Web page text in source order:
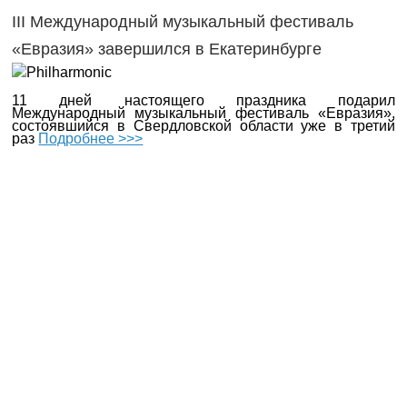
III Международный музыкальный фестиваль
«Евразия» завершился в Екатеринбурге
11 дней настоящего праздника подарил
Международный музыкальный фестиваль «Евразия»,
состоявшийся в Свердловской области уже в третий
раз Подробнее >>>